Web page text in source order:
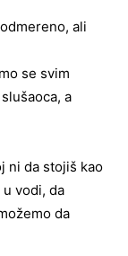
ali
se svim
a
ni da stojiš kao
vodi, da
da